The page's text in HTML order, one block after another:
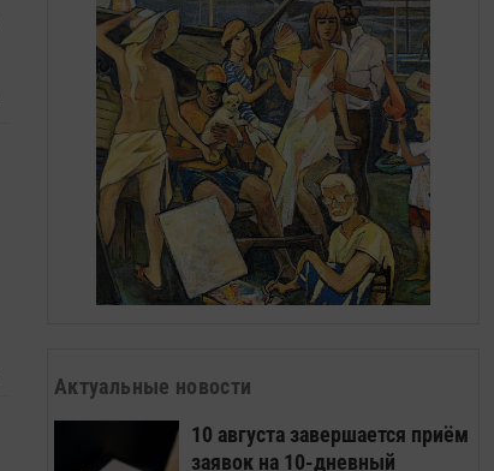
Актуальные новости
10 августа завершается приём
заявок на 10-дневный